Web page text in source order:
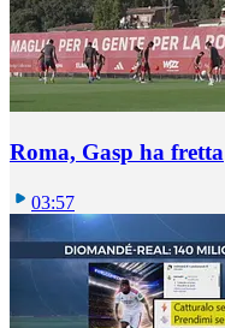
Roma, Gasp ha fretta
03:57